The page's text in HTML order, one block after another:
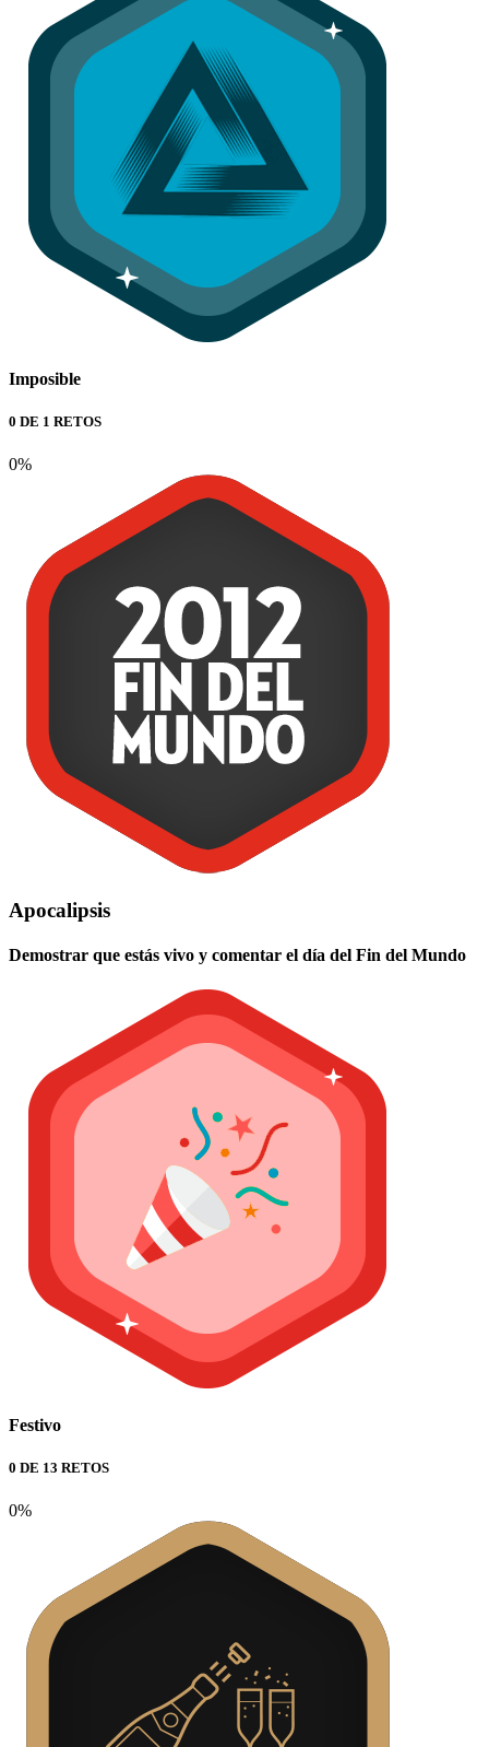
Imposible
0 DE 1 RETOS
0%
Apocalipsis
Demostrar que estás vivo y comentar el día del Fin del Mundo
Festivo
0 DE 13 RETOS
0%